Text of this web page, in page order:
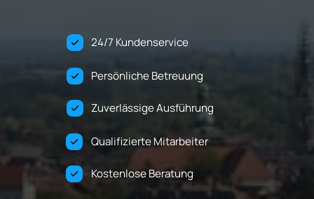
Qualifizierte Mitarbeiter